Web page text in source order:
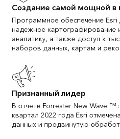
Создание самой мощной
Программное обеспечение
надежное картографирование
аналитику, а также доступ к
наборов данных, картам и
Признанный лидер
В отчете Forrester New Wave ™
квартал 2022 года Esri
данных и продвинутую